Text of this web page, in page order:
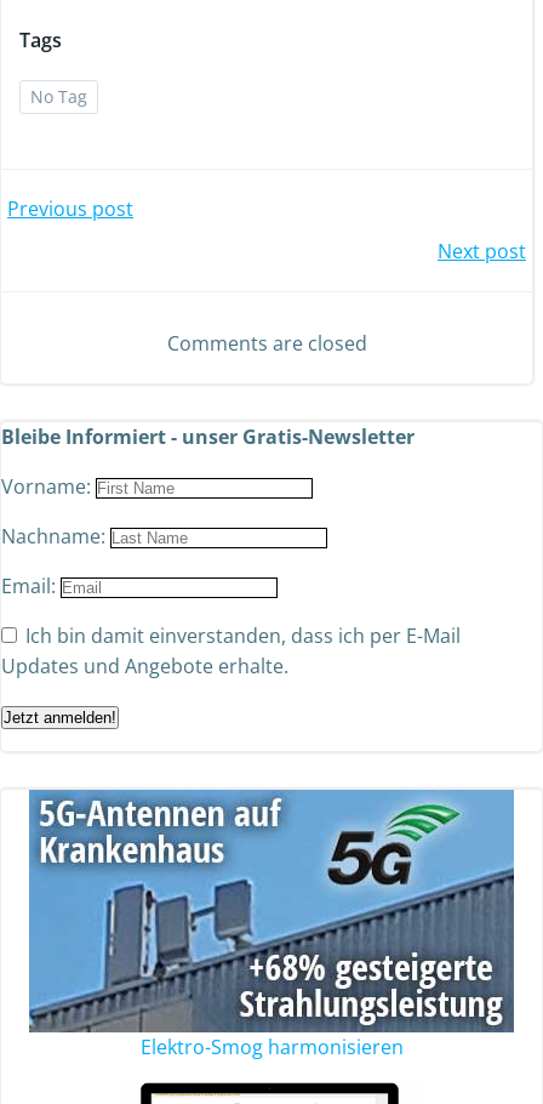
Tags
No Tag
Previous post
Next post
Comments are closed
Bleibe Informiert - unser Gratis-Newsletter
Vorname:
Nachname:
Email:
Ich bin damit einverstanden, dass ich per E-Mail
Updates und Angebote erhalte.
Jetzt anmelden!
Elektro-Smog harmonisieren